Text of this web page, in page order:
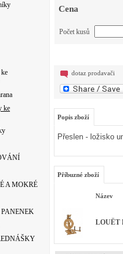
ke
A MOKRÉ
Cena
Počet kusů
dotaz prodavači
Popis zboží
Přeslen - ložisko
Příbuzné zboží
Název
LOUËT